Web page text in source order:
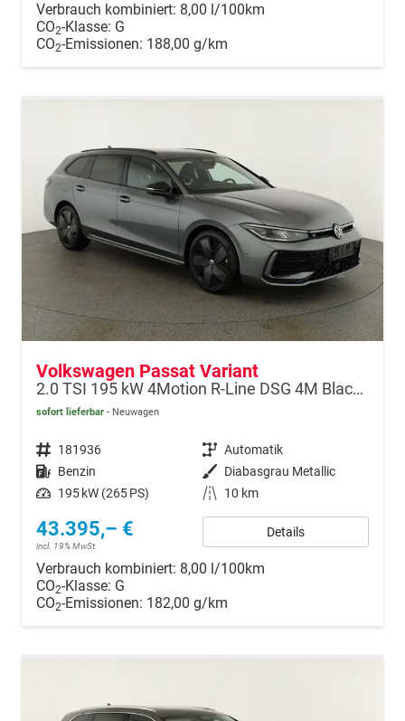
Verbrauch kombiniert: 8,00 l/100km
CO2-Klasse: G
CO2-Emissionen: 188,00 g/km
Volkswagen Passat Variant
2.0 TSI 195 kW 4Motion R-Line DSG 4M Black, HUD, AHK, Navi, IQ.Light, AreaView, Winter, el. Klappe, sofort
sofort lieferbar Neuwagen
Fahrzeugnr. 181936 Getriebe Automatik
Kraftstoff Benzin Außenfarbe Diabasgrau Metallic
Leistung 195 kW (265 PS) Kilometerstand 10 km
43.395,– €
incl. 19% MwSt.
Details
Verbrauch kombiniert: 8,00 l/100km
CO2-Klasse: G
CO2-Emissionen: 182,00 g/km